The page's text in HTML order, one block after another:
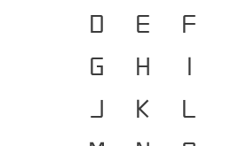
D
E
F
G
H
I
J
K
L